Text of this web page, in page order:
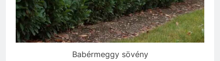
Babérmeggy sövény